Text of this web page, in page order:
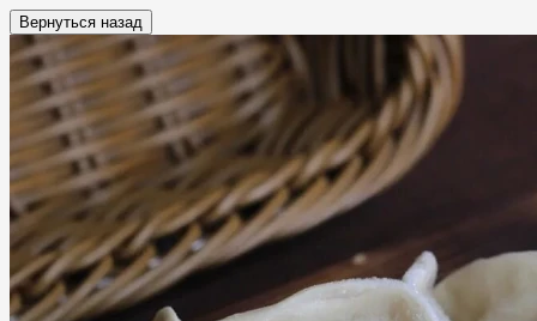
Вернуться назад